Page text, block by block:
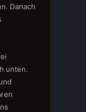
Danach
unten.